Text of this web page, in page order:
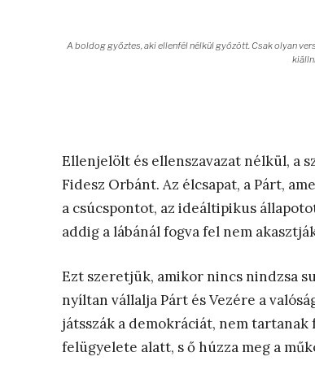
A boldog győztes, aki ellenfél nélkül győzött. Csak olyan
Ellenjelölt és ellenszavazat nélkül, a
Fidesz Orbánt. Az élcsapat, a Párt,
a csúcspontot, az ideáltipikus
addig a lábánál fogva fel nem
Ezt szeretjük, amikor nincs nindzsa
nyíltan vállalja Párt és Vezére a
játsszák a demokráciát, nem
felügyelete alatt, s ő húzza meg a